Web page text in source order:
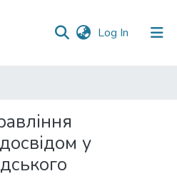
Log In (current)
у